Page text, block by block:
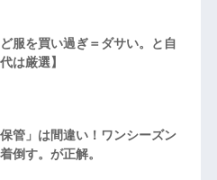
服を買い過ぎ＝ダサい。と自
は厳選】
管」は間違い！ワンシーズン
倒す。が正解。